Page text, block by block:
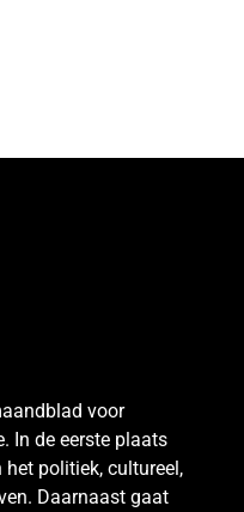
voor
In de eerste plaats
politiek, cultureel,
Daarnaast gaat